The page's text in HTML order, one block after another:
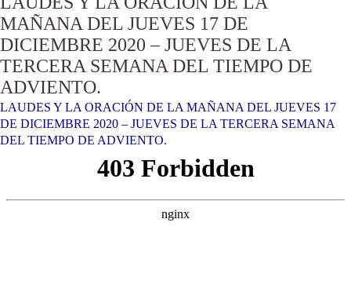
MAÑANA DEL JUEVES 17 DE
DICIEMBRE 2020 – JUEVES DE LA
TERCERA SEMANA DEL TIEMPO DE
ADVIENTO.
LAUDES Y LA ORACIÓN DE LA MAÑANA DEL JUEVES 17
DE DICIEMBRE 2020 – JUEVES DE LA TERCERA SEMANA
DEL TIEMPO DE ADVIENTO.